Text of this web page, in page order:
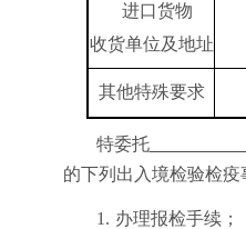
进口货物
收货单位及地址
其他特殊要求
特委托
的下列出入境检验检疫
1. 办理报检手续；